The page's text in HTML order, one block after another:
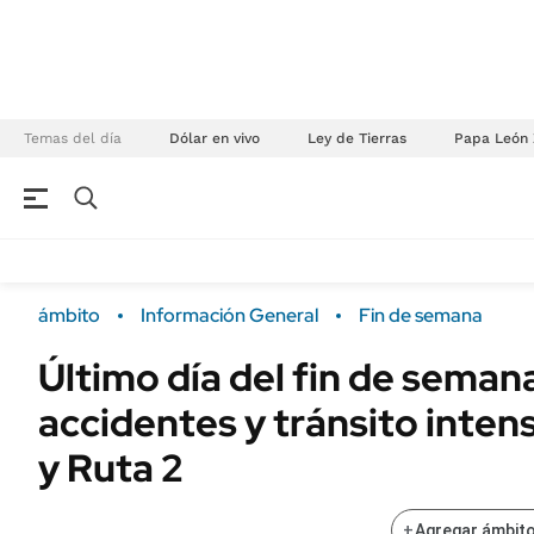
Temas del día Dólar en vivo Ley de Tierras Papa León
Campo
FINANZAS
Dólar
Sustentabilidad
Seguros
ámbito Información General Fin de semana
Último día del fin de
accidentes y tránsito
y Ruta 2